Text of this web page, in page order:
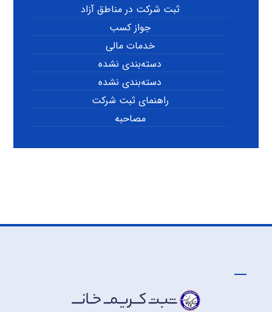
ثبت شرکت در مناطق آزاد
جواز کسب
خدمات مالی
دسته‌بندی نشده
دسته‌بندی نشده
راهنمای ثبت شرکت
مصاحبه